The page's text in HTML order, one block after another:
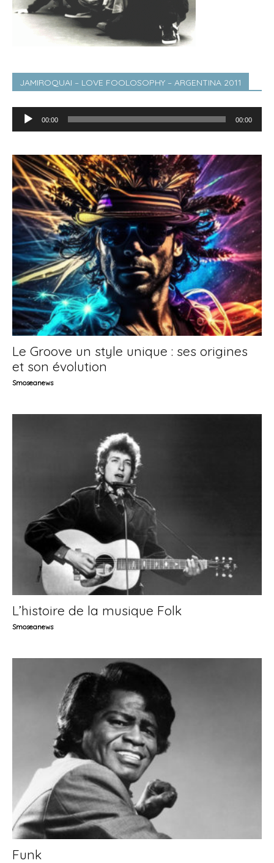
JAMIROQUAI – LOVE FOOLOSOPHY – ARGENTINA 2011
Lecteur
audio
00:00 00:00
Le Groove un style unique : ses origines
et son évolution
Smoseanews
L’histoire de la musique Folk
Smoseanews
Funk